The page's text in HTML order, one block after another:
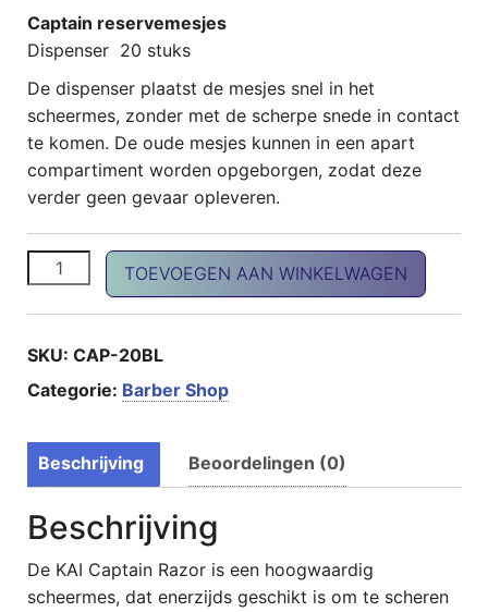
Captain reservemesjes
Dispenser 20 stuks
De dispenser plaatst de mesjes snel in het
scheermes, zonder met de scherpe snede in contact
te komen. De oude mesjes kunnen in een apart
compartiment worden opgeborgen, zodat deze
verder geen gevaar opleveren.
CAPTAIN reserve scheermesjes aantal
TOEVOEGEN AAN WINKELWAGEN
SKU: CAP-20BL
Categorie: Barber Shop
Beschrijving Beoordelingen (0)
Beschrijving
De KAI Captain Razor is een hoogwaardig
scheermes, dat enerzijds geschikt is om te scheren